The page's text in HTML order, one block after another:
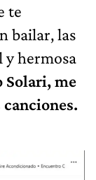
te
bailar, las
y hermosa
Solari, me